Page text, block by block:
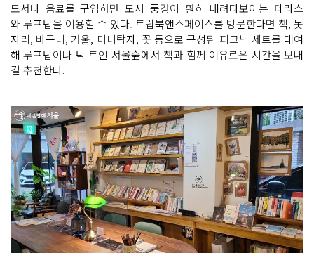
도서나 음료를 구입하면 도시 풍경이 훤히 내려다보이는 테라스
와 루프탑을 이용할 수 있다. 트립북앤스페이스를 방문한다면 책, 돗
자리, 바구니, 거울, 미니탁자, 꽃 등으로 구성된 피크닉 세트를 대여
해 루프탑이나 탁 트인 서울숲에서 책과 함께 여유로운 시간을 보내
길 추천한다.